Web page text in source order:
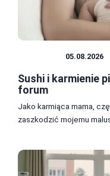
05.08.2026
Sushi i karmienie
forum
Jako karmiąca mama,
zaszkodzić mojemu